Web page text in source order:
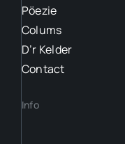
Pöezie
Colums
D’r Kelder
Contact
Info